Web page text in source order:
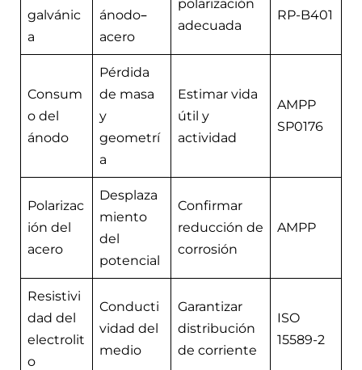
galvánic
a
ánodo–
acero
polarización
adecuada
RP-B401
Consum
o del
ánodo
Pérdida
de masa
y
geometrí
a
Estimar vida
útil y
actividad
AMPP
SP0176
Polarizac
ión del
acero
Desplaza
miento
del
potencial
Confirmar
reducción de
corrosión
AMPP
Resistivi
dad del
electrolit
o
Conducti
vidad del
medio
Garantizar
distribución
de corriente
ISO
15589-2